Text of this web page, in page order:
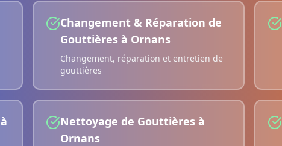
Changement & Réparation de
Gouttières à Ornans
Changement, réparation et entretien de
gouttières
à
Nettoyage de Gouttières à
Ornans